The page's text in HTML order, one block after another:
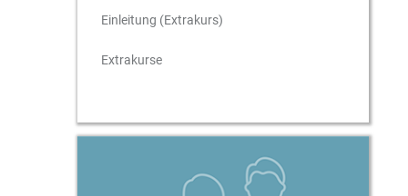
Einleitung (Extrakurs)
Extrakurse